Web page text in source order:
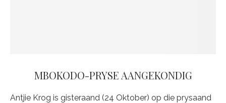
MBOKODO-PRYSE AANGEKONDIG
Antjie Krog is gisteraand (24 Oktober) op die prysaand